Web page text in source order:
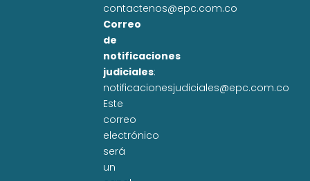
contactenos@epc.com.co
Correo
de
notificaciones
judiciales:
notificacionesjudiciales@epc.com.co
Este
correo
electrónico
será
un